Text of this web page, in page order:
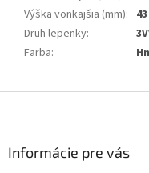
Výška vonkajšia (mm): 43
Druh lepenky:
Farba:
Informácie pre vás